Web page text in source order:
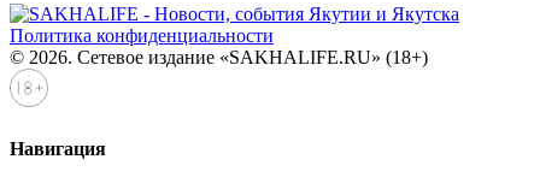
Политика конфиденциальности
© 2026. Сетевое издание «SAKHALIFE.RU» (18+)
Навигация